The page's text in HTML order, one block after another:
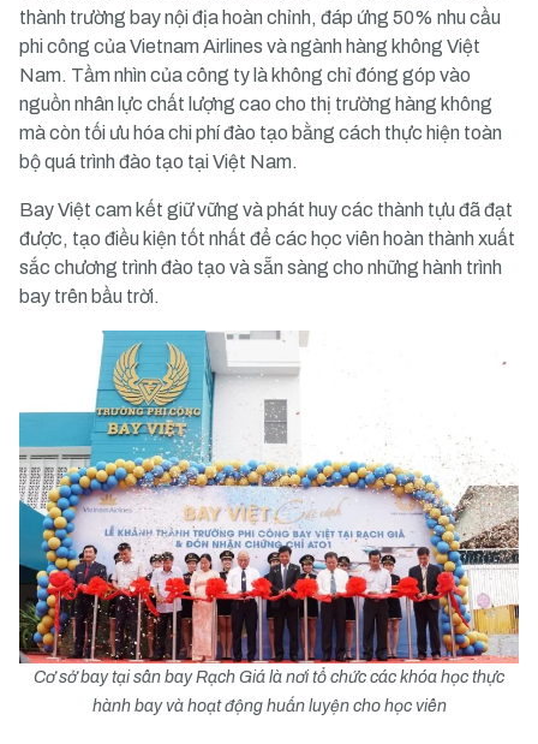
thành trường bay nội địa hoàn chỉnh, đáp ứng 50% nhu cầu
phi công của Vietnam Airlines và ngành hàng không Việt
Nam. Tầm nhìn của công ty là không chỉ đóng góp vào
nguồn nhân lực chất lượng cao cho thị trường hàng không
mà còn tối ưu hóa chi phí đào tạo bằng cách thực hiện toàn
bộ quá trình đào tạo tại Việt Nam.
Bay Việt cam kết giữ vững và phát huy các thành tựu đã đạt
được, tạo điều kiện tốt nhất để các học viên hoàn thành xuất
sắc chương trình đào tạo và sẵn sàng cho những hành trình
bay trên bầu trời.
Cơ sở bay tại sân bay Rạch Giá là nơi tổ chức các khóa học thực
hành bay và hoạt động huấn luyện cho học viên